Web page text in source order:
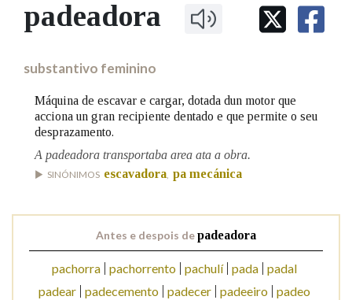
IDENTIDADE CORPORATIVA
MARCIAL DEL ADALID
FIGURAS HOMENAXEADAS
PRIMAVERA DAS LETRAS
PORTAL DAS PALABRAS
Facebook
TwitterYoutubeInstagram
Bluesky
BUSCAR NOS LEMAS
Remata por
Contén
BUSCAR NO CONTIDO
Nas definicións
padeadora
substantivo feminino
Máquina de escavar e cargar, dotada dun motor que
acciona un gran recipiente dentado e que permite o seu
desprazamento.
A padeadora transportaba area ata a obra.
SINÓNIMOS escavadora pa mecánica
Antes e despois depadeadora
pachorra pachorrento pachulí pada
padal
padear
padecemento padecer padeeiro padeo